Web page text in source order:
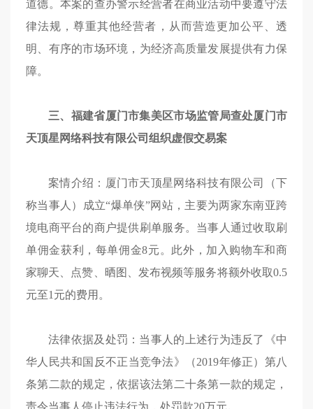
道德。本案的查办警示经营者在商业活动中要遵守法
律法规，尊重其他经营者，从而营造更加公平、透
明、有序的市场环境，为经济高质量发展提供有力保
障。
三、福建省厦门市集美区市场监管局查处厦门市
天顶星网络科技有限公司组织虚假交易案
案情介绍：厦门市天顶星网络科技有限公司（下
称当事人）成立“爆单侠”网站，主要为两家东南亚跨
境电商平台的商户提供刷单服务。当事人通过收取刷
单佣金获利，每单佣金8元。此外，加入购物车和商
家聊天、点赞、晒图、发布视频等服务将额外收取0.5
元至1元的费用。
法律依据及处罚：当事人的上述行为违反了《中
华人民共和国反不正当竞争法》（2019年修正）第八
条第二款的规定，依据该法第二十条第一款的规定，